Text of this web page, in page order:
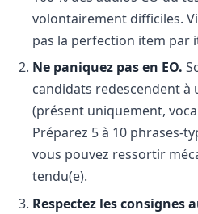
volontairement difficiles.
pas la perfection item par
Ne paniquez pas en EO.
candidats redescendent à
(présent uniquement,
Préparez 5 à 10 phrases-
vous pouvez ressortir
tendu(e).
Respectez les consignes